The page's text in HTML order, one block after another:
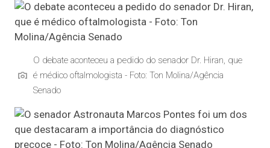
O debate aconteceu a pedido do senador Dr. Hiran, que
é médico oftalmologista - Foto: Ton Molina/Agência
Senado